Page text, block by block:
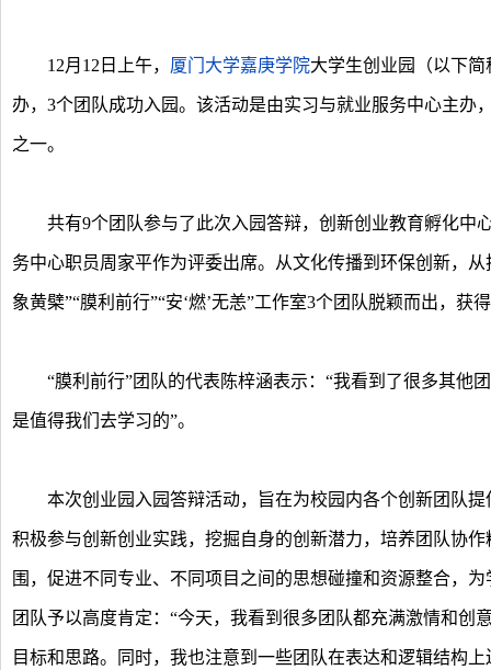
12月12日上午， 厦门大学嘉庚学院大学生创业园（以下
办，3个团队成功入园。该活动是由实习与就业服务中心主办
之一。
共有9个团队参与了此次入园答辩，创新创业教育孵化中
务中心职员周家平作为评委出席。从文化传播到环保创新，
象黄檗”“膜利前行”“安‘燃’无恙”工作室3个团队脱颖而出，获
“膜利前行”团队的代表陈梓涵表示：“我看到了很多其他
是值得我们去学习的”。
本次创业园入园答辩活动，旨在为校园内各个创新团队提
积极参与创新创业实践，挖掘自身的创新潜力，培养团队协
围，促进不同专业、不同项目之间的思想碰撞和资源整合，
团队予以高度肯定：“今天，我看到很多团队都充满激情和
目标和思路。同时，我也注意到一些团队在表达和逻辑结构